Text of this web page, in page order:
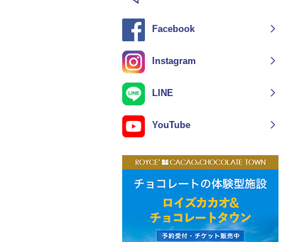
Facebook
Instagram
LINE
YouTube